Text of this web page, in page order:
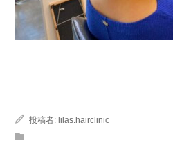
投稿者: lilas.hairclinic